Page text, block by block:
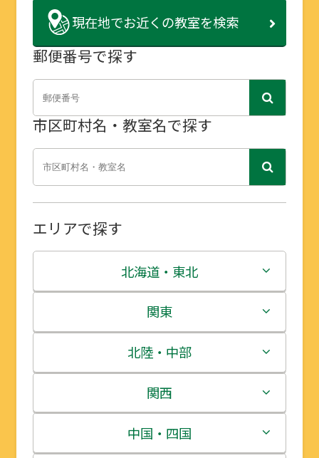
現在地でお近くの教室を検索
郵便番号で探す
市区町村名・教室名で探す
エリアで探す
北海道・東北
北海道
青森県
岩手県
宮城県
関東
茨城県
栃木県
群馬県
北陸・中部
新潟県
富山県
関西
三重県
中国・四国